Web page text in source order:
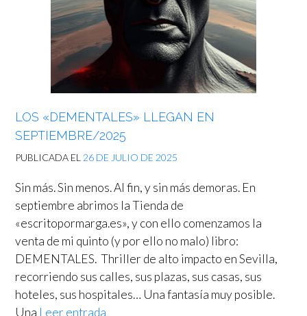
LOS «DEMENTALES» LLEGAN EN
SEPTIEMBRE/2025
PUBLICADA EL 26 DE JULIO DE 2025
Sin más. Sin menos. Al fin, y sin más demoras. En
septiembre abrimos la Tienda de
«escritopormarga.es», y con ello comenzamos la
venta de mi quinto (y por ello no malo) libro:
DEMENTALES. Thriller de alto impacto en Sevilla,
recorriendo sus calles, sus plazas, sus casas, sus
hoteles, sus hospitales… Una fantasía muy posible.
Una Leer entrada